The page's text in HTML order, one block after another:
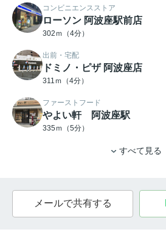
コンビニエンスストア
ローソン 阿波座駅前店
302ｍ（4分）
出前・宅配
ドミノ・ピザ 阿波座店
311ｍ（4分）
ファーストフード
やよい軒 阿波座駅
335ｍ（5分）
すべて見る
メールで共有する